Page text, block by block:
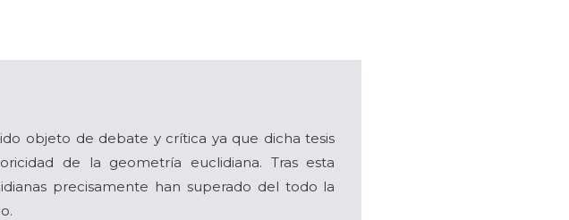
objeto de debate y crítica ya que dicha tesis
de la geometría euclidiana. Tras esta
precisamente han superado del todo la